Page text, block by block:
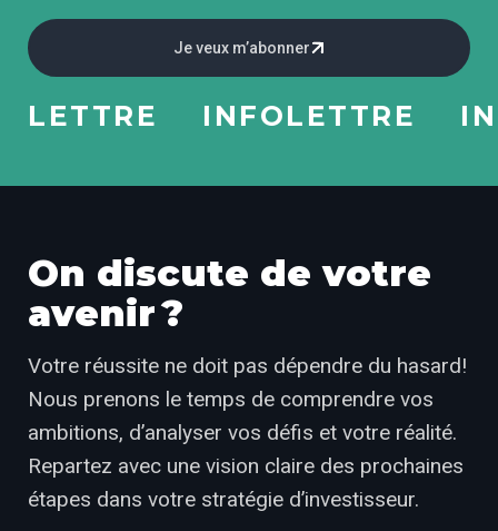
Je veux m’abonner
INFOLETTRE
On discute de votre
avenir ?
Votre réussite ne doit pas dépendre du hasard!
Nous prenons le temps de comprendre vos
ambitions, d’analyser vos défis et votre réalité.
Repartez avec une vision claire des prochaines
étapes dans votre stratégie d’investisseur.